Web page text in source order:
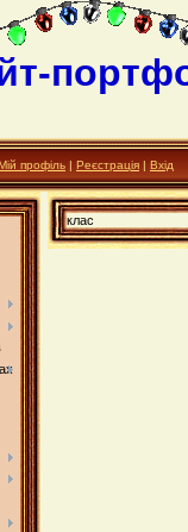
профіль | Реєстрація | Вхід
клас